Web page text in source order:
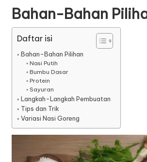
Bahan-Bahan
Daftar isi
Bahan-Bahan Pilihan
Nasi Putih
Bumbu Dasar
Protein
Sayuran
Langkah-Langkah Pembuatan
Tips dan Trik
Variasi Nasi Goreng